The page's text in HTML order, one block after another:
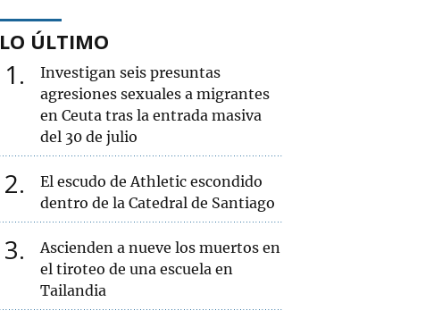
LO ÚLTIMO
1
Investigan seis presuntas
agresiones sexuales a migrantes
en Ceuta tras la entrada masiva
del 30 de julio
2
El escudo de Athletic escondido
dentro de la Catedral de Santiago
3
Ascienden a nueve los muertos en
el tiroteo de una escuela en
Tailandia